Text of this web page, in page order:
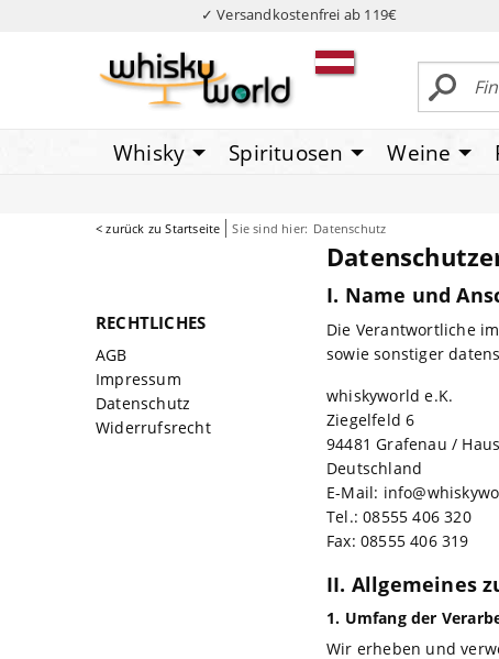
✓ Versandkostenfrei ab 119€
Whisky Spirituosen Weine
< zurück zu Startseite Sie sind hier: Datenschutz
RECHTLICHES
AGB
Impressum
Datenschutz
Widerrufsrecht
I. Name und
Die Verantwortliche
sowie sonstiger
whiskyworld e.K.
Ziegelfeld 6
94481 Grafenau /
Deutschland
E-Mail:
Tel.: 08555 406 320
Fax: 08555 406 319
II. Allgemeines
1. Umfang der
Wir erheben und